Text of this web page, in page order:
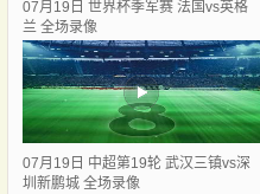
07月19日 世界杯季军赛 法国vs英格
兰 全场录像
07月19日 中超第19轮 武汉三镇vs深
圳新鹏城 全场录像